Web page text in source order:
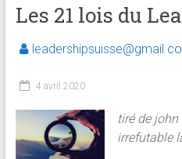
Les 21 lois du
4 avril 2020
tiré de
irrefutable